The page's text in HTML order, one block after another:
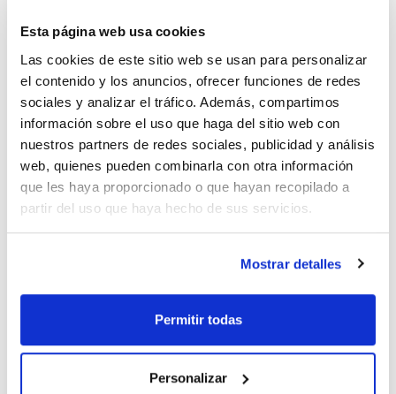
Esta página web usa cookies
Las cookies de este sitio web se usan para personalizar
el contenido y los anuncios, ofrecer funciones de redes
sociales y analizar el tráfico. Además, compartimos
información sobre el uso que haga del sitio web con
nuestros partners de redes sociales, publicidad y análisis
web, quienes pueden combinarla con otra información
que les haya proporcionado o que hayan recopilado a
partir del uso que haya hecho de sus servicios.
Mostrar detalles
Permitir todas
Personalizar
Capacidad
Referencia
ME07894000
Envase
x 4 l :: Botella de
Precio
Comprar
Disponibilidad
Ver stock
x 4 l :: Botella de